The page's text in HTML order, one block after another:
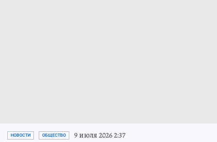
НОВОСТИ ОБЩЕСТВО 9 июля 2026 2:37